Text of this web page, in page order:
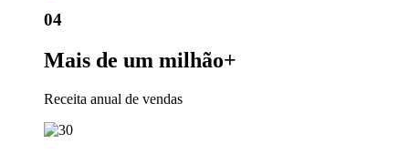
04
Mais de um milhão+
Receita anual de vendas